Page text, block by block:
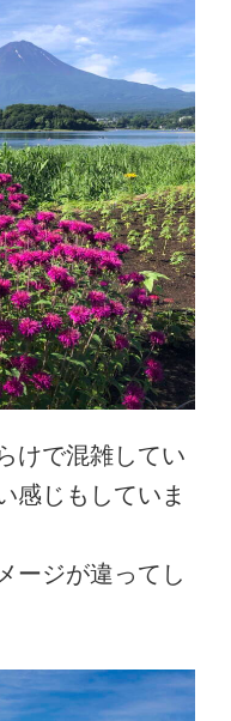
けで混雑してい
感じもしていま
ージが違ってし